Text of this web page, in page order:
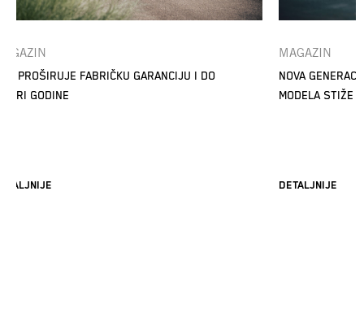
PROŠIRUJE FABRIČKU GARANCIJU I DO
GODINE
MAGAZIN
NOVA
MODELA STIŽE
DETALJNIJE